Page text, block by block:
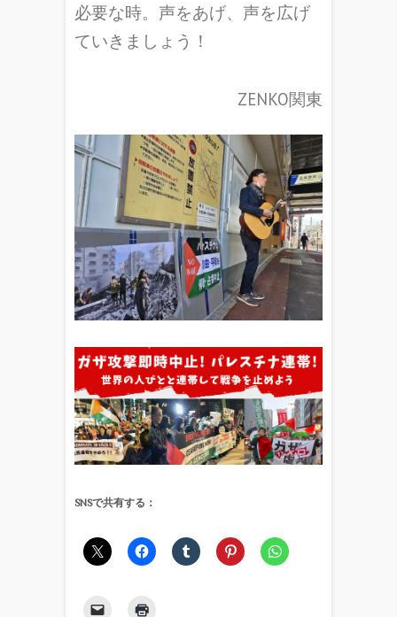
必要な時。声をあげ、声を広げ
ていきましょう！
ZENKO関東
SNSで共有する：